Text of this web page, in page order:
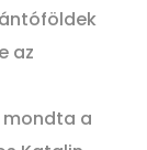
az
a